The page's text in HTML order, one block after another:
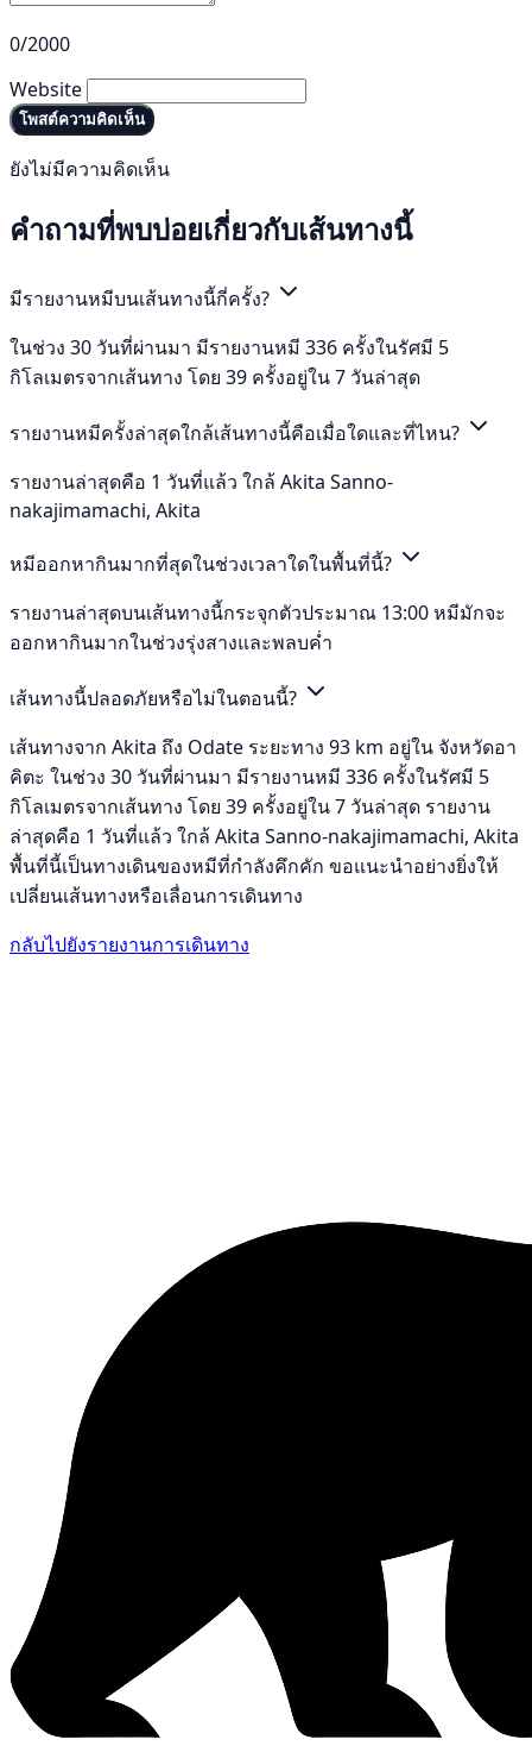
0/2000
Website
โพสต์ความคิดเห็น
ยังไม่มีความคิดเห็น
คำถามที่พบบ่อยเกี่ยวกับเส้นทางนี้
มีรายงานหมีบนเส้นทางนี้กี่ครั้ง?
ในช่วง 30 วันที่ผ่านมา มีรายงานหมี 336 ครั้งในรัศมี 5
กิโลเมตรจากเส้นทาง โดย 39 ครั้งอยู่ใน 7 วันล่าสุด
รายงานหมีครั้งล่าสุดใกล้เส้นทางนี้คือเมื่อใดและที่ไหน?
รายงานล่าสุดคือ 1 วันที่แล้ว ใกล้ Akita Sanno-
nakajimamachi, Akita
หมีออกหากินมากที่สุดในช่วงเวลาใดในพื้นที่นี้?
รายงานล่าสุดบนเส้นทางนี้กระจุกตัวประมาณ 13:00 หมีมักจะ
ออกหากินมากในช่วงรุ่งสางและพลบค่ำ
เส้นทางนี้ปลอดภัยหรือไม่ในตอนนี้?
เส้นทางจาก Akita ถึง Odate ระยะทาง 93 km อยู่ใน จังหวัดอา
คิตะ ในช่วง 30 วันที่ผ่านมา มีรายงานหมี 336 ครั้งในรัศมี 5
กิโลเมตรจากเส้นทาง โดย 39 ครั้งอยู่ใน 7 วันล่าสุด รายงาน
ล่าสุดคือ 1 วันที่แล้ว ใกล้ Akita Sanno-nakajimamachi, Akita
พื้นที่นี้เป็นทางเดินของหมีที่กำลังคึกคัก ขอแนะนำอย่างยิ่งให้
เปลี่ยนเส้นทางหรือเลื่อนการเดินทาง
กลับไปยังรายงานการเดินทาง